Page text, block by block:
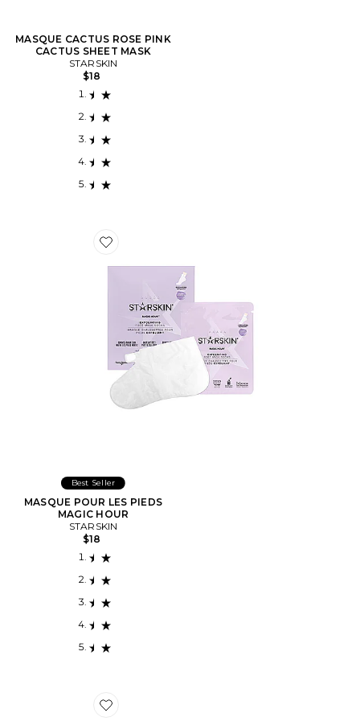
MASQUE CACTUS ROSE PINK
CACTUS SHEET MASK
STARSKIN
$18
Favorite MASQUE POUR LES PIEDS MAGIC HOUR
Best Seller
MASQUE POUR LES PIEDS
MAGIC HOUR
STARSKIN
$18
Favorite MASQUE POUR LES YEUX THE GOLD MASK